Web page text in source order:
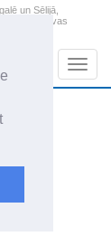
un Sēlijā,
Augšdaugavas
+21.7